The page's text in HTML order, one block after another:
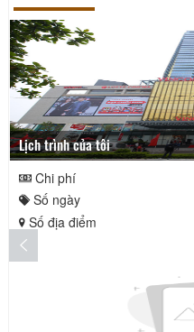
Lịch trình của tôi
Chi phí
Số ngày
Số địa điểm